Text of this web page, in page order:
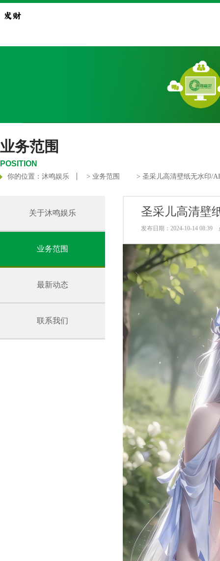
业务范围
POSITION
你的位置： 沐鸣娱乐 > 业务范围 > 圣采儿高清壁纸无水印/
关于沐鸣娱乐
业务范围
最新动态
联系我们
圣采儿高清壁
发布日期：2024-10-14 08:39